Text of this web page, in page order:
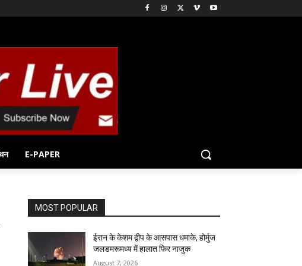
E-PAPER
MOST POPULAR
ईरान के केशम द्वीप के आसपास धमाके, होर्मुज
जलडमरूमध्य में हालात फिर नाजुक
August 7, 2026